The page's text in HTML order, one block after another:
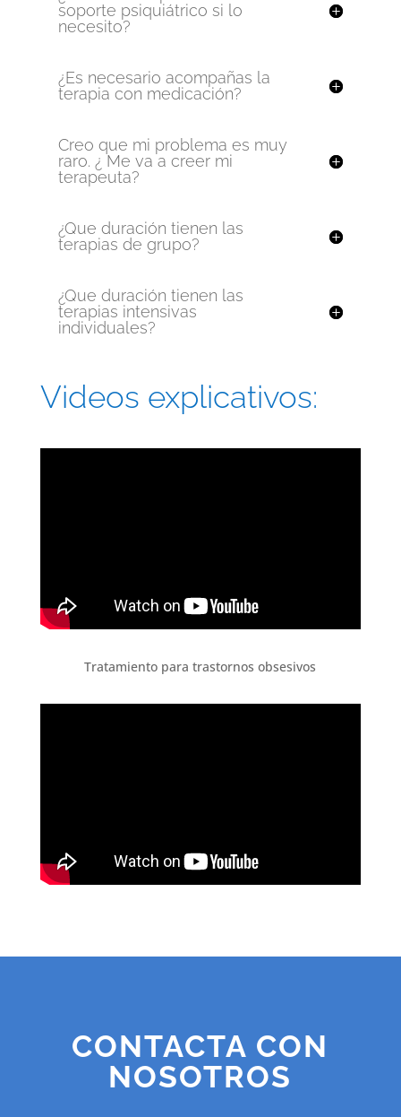
soporte psiquiátrico si lo
necesito?
¿Es necesario acompañas la
terapia con medicación?
Creo que mi problema es muy
raro. ¿ Me va a creer mi
terapeuta?
¿Que duración tienen las
terapias de grupo?
¿Que duración tienen las
terapias intensivas
individuales?
Videos explicativos:
Tratamiento para trastornos obsesivos
CONTACTA CON
NOSOTROS